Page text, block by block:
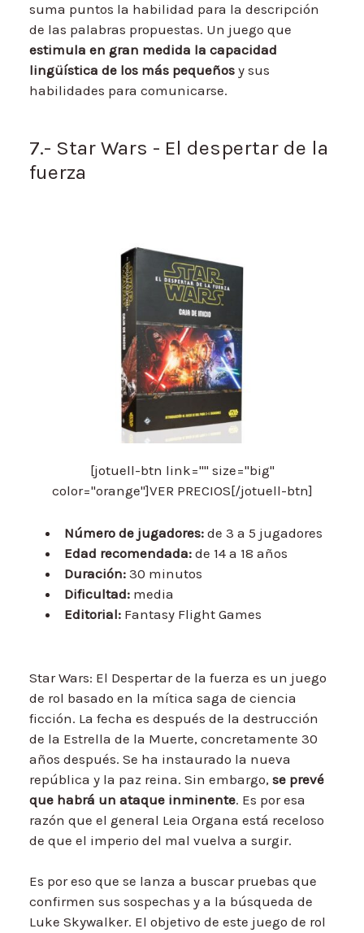
suma puntos la habilidad para la descripción
de las palabras propuestas. Un juego que
estimula en gran medida la capacidad
lingüística de los más pequeños y sus
habilidades para comunicarse.
7.- Star Wars - El despertar de la
fuerza
[jotuell-btn link="" size="big"
color="orange"]VER PRECIOS[/jotuell-btn]
Número de jugadores: de 3 a 5 jugadores
Edad recomendada: de 14 a 18 años
Duración: 30 minutos
Dificultad: media
Editorial: Fantasy Flight Games
Star Wars: El Despertar de la fuerza es un juego
de rol basado en la mítica saga de ciencia
ficción. La fecha es después de la destrucción
de la Estrella de la Muerte, concretamente 30
años después. Se ha instaurado la nueva
república y la paz reina. Sin embargo, se prevé
que habrá un ataque inminente. Es por esa
razón que el general Leia Organa está receloso
de que el imperio del mal vuelva a surgir.
Es por eso que se lanza a buscar pruebas que
confirmen sus sospechas y a la búsqueda de
Luke Skywalker. El objetivo de este juego de rol